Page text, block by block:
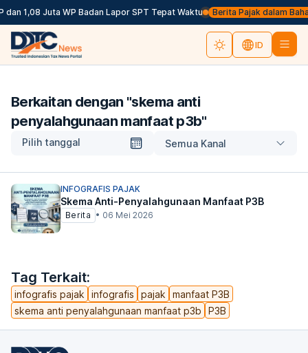
dan 1,08 Juta WP Badan Lapor SPT Tepat Waktu Berita Pajak dalam
ID
Berkaitan dengan "skema anti
penyalahgunaan manfaat p3b"
Pilih tanggal Semua Kanal
Tag Terkait:
infografis pajak infografis pajak
manfaat P3B
skema anti penyalahgunaan manfaat p3b
P3B
INFOGRAFIS PAJAK
Skema Anti-Penyalahgunaan Manfaat P3B
Berita • 06 Mei 2026